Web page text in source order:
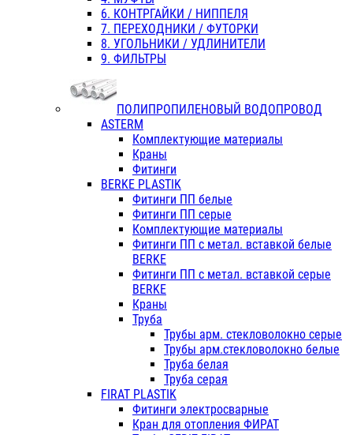
6. КОНТРГАЙКИ / НИППЕЛЯ
7. ПЕРЕХОДНИКИ / ФУТОРКИ
8. УГОЛЬНИКИ / УДЛИНИТЕЛИ
9. ФИЛЬТРЫ
ПОЛИПРОПИЛЕНОВЫЙ ВОДОПРОВОД
ASTERM
Комплектующие материалы
Краны
Фитинги
BERKE PLASTIK
Фитинги ПП белые
Фитинги ПП серые
Комплектующие материалы
Фитинги ПП с метал. вставкой белые
BERKE
Фитинги ПП с метал. вставкой серые
BERKE
Краны
Труба
Трубы арм. стекловолокно серые
Трубы арм.стекловолокно белые
Труба белая
Труба серая
FIRAT PLASTIK
Фитинги электросварные
Кран для отопления ФИРАТ